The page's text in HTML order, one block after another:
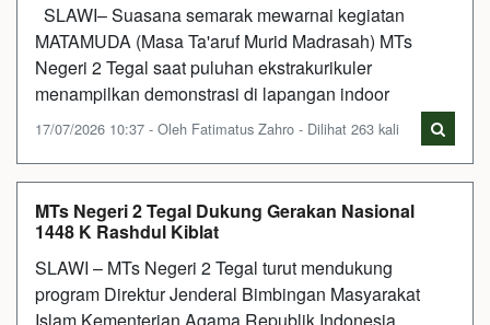
SLAWI– Suasana semarak mewarnai kegiatan
MATAMUDA (Masa Ta'aruf Murid Madrasah) MTs
Negeri 2 Tegal saat puluhan ekstrakurikuler
menampilkan demonstrasi di lapangan indoor
17/07/2026 10:37 - Oleh Fatimatus Zahro - Dilihat 263 kali
MTs Negeri 2 Tegal Dukung Gerakan Nasional
1448 K Rashdul Kiblat
SLAWI – MTs Negeri 2 Tegal turut mendukung
program Direktur Jenderal Bimbingan Masyarakat
Islam Kementerian Agama Republik Indonesia